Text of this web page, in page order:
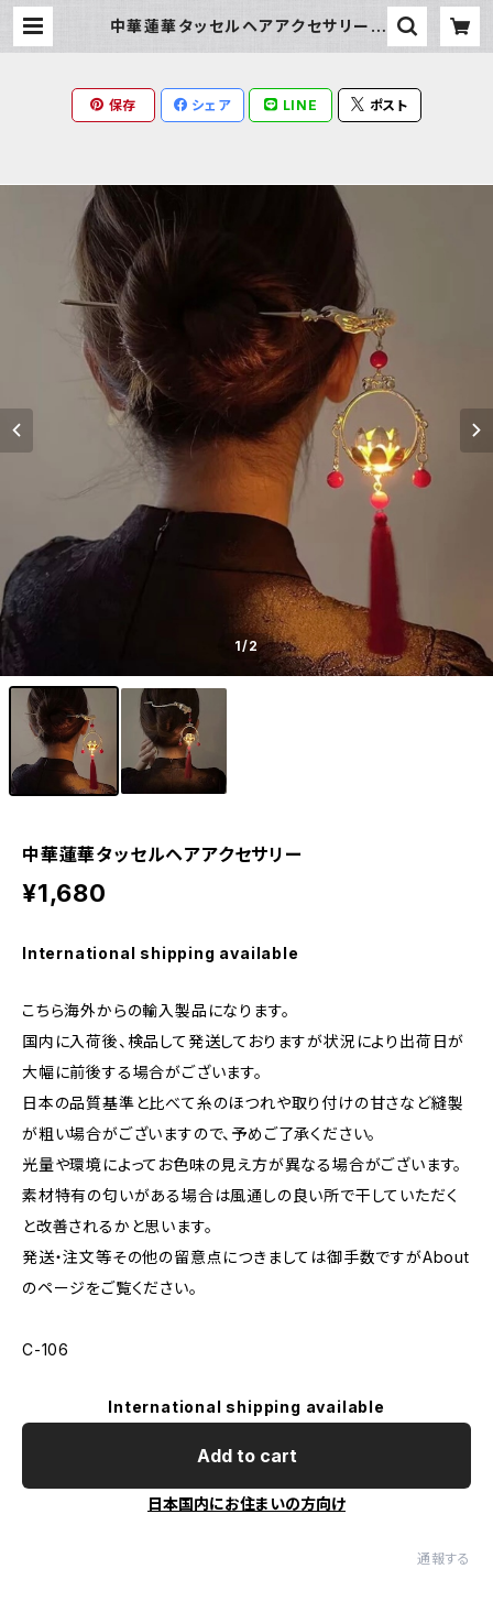
中華蓮華タッセルヘアアクセサリー |
保存 シェア LINE ポスト
1/2
中華蓮華タッセルヘアアクセサリー
¥1,680
International shipping available
こちら海外からの輸入製品になります。
国内に入荷後、検品して発送しておりますが状況により出荷日が
大幅に前後する場合がございます。
日本の品質基準と比べて糸のほつれや取り付けの甘さなど縫製
が粗い場合がございますので、予めご了承ください。
光量や環境によってお色味の見え方が異なる場合がございます。
素材特有の匂いがある場合は風通しの良い所で干していただく
と改善されるかと思います。
発送・注文等その他の留意点につきましては御手数ですがAbout
のページをご覧ください。
C-106
International shipping available
Add to cart
日本国内にお住まいの方向け
通報する